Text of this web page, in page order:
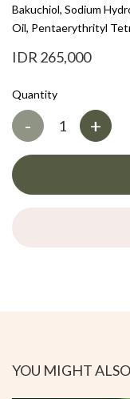
Bakuchiol, Sodium
Oil, Pentaerythrityl
IDR 265,000
Quantity
- +
YOU MIGHT